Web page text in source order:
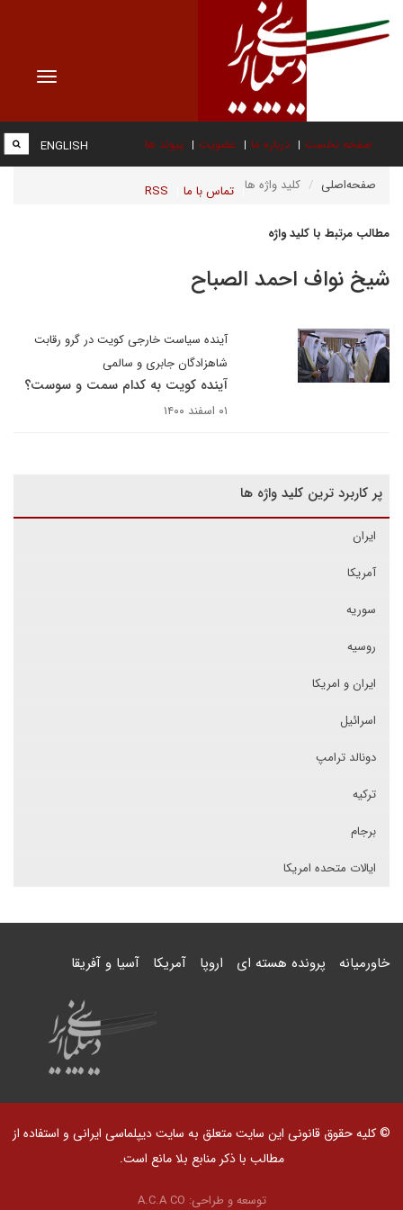
Toggle
صفحه نخست درباره ما عضویت پیوند ها
تماس با ما RSS
ENGLISH
صفحه‌اصلی کلید واژه ها
مطالب مرتبط با کلید واژه
شیخ نواف احمد الصباح
آینده سیاست خارجی کویت در گرو رقابت
شاهزادگان جابری و سالمی
آینده کویت به کدام سمت و سوست؟
۰۱ اسفند ۱۴۰۰
پر کاربرد ترین کلید واژه ها
ایران
آمریکا
سوریه
روسیه
ایران و امریکا
اسرائیل
دونالد ترامپ
ترکیه
برجام
ایالات متحده امریکا
خاورمیانه پرونده هسته ای اروپا آمریکا آسیا و آفریقا
© کلیه حقوق قانونی این سایت متعلق به سایت دیپلماسی ایرانی و استفاده از
مطالب با ذکر منابع بلا مانع است.
توسعه و طراحی: A.C.A CO